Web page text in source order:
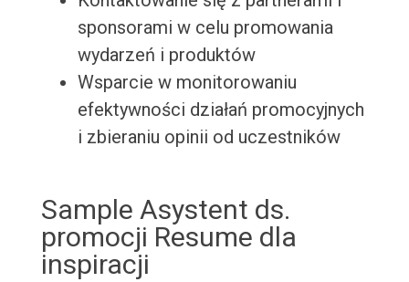
sponsorami w celu promowania
wydarzeń i produktów
Wsparcie w monitorowaniu
efektywności działań promocyjnych
i zbieraniu opinii od uczestników
Sample Asystent ds.
promocji Resume dla
inspiracji